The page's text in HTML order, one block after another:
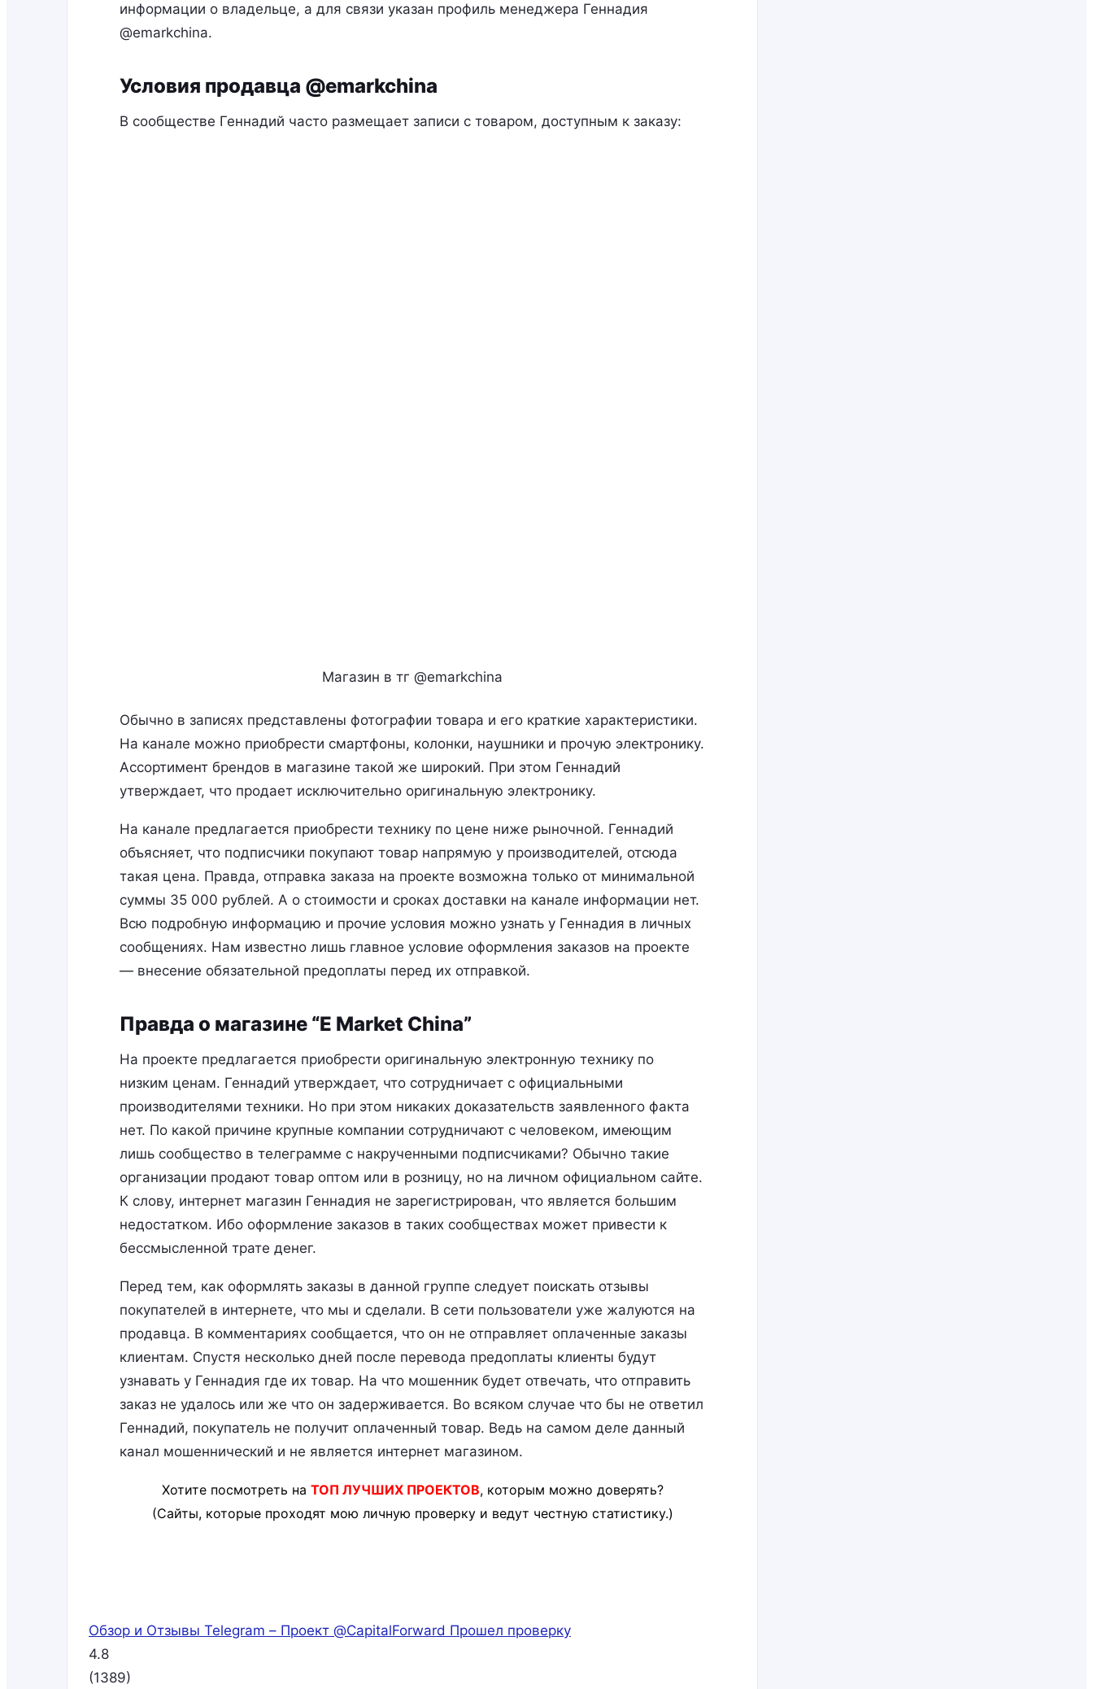
информации о владельце, а для связи указан профиль менеджера Геннадия
@emarkchina.
Условия продавца @emarkchina
В сообществе Геннадий часто размещает записи с товаром, доступным к заказу:
Магазин в тг @emarkchina
Обычно в записях представлены фотографии товара и его краткие характеристики.
На канале можно приобрести смартфоны, колонки, наушники и прочую электронику.
Ассортимент брендов в магазине такой же широкий. При этом Геннадий
утверждает, что продает исключительно оригинальную электронику.
На канале предлагается приобрести технику по цене ниже рыночной. Геннадий
объясняет, что подписчики покупают товар напрямую у производителей, отсюда
такая цена. Правда, отправка заказа на проекте возможна только от минимальной
суммы 35 000 рублей. А о стоимости и сроках доставки на канале информации нет.
Всю подробную информацию и прочие условия можно узнать у Геннадия в личных
сообщениях. Нам известно лишь главное условие оформления заказов на проекте
— внесение обязательной предоплаты перед их отправкой.
Правда о магазине “E Market China”
На проекте предлагается приобрести оригинальную электронную технику по
низким ценам. Геннадий утверждает, что сотрудничает с официальными
производителями техники. Но при этом никаких доказательств заявленного факта
нет. По какой причине крупные компании сотрудничают с человеком, имеющим
лишь сообщество в телеграмме с накрученными подписчиками? Обычно такие
организации продают товар оптом или в розницу, но на личном официальном сайте.
К слову, интернет магазин Геннадия не зарегистрирован, что является большим
недостатком. Ибо оформление заказов в таких сообществах может привести к
бессмысленной трате денег.
Перед тем, как оформлять заказы в данной группе следует поискать отзывы
покупателей в интернете, что мы и сделали. В сети пользователи уже жалуются на
продавца. В комментариях сообщается, что он не отправляет оплаченные заказы
клиентам. Спустя несколько дней после перевода предоплаты клиенты будут
узнавать у Геннадия где их товар. На что мошенник будет отвечать, что отправить
заказ не удалось или же что он задерживается. Во всяком случае что бы не ответил
Геннадий, покупатель не получит оплаченный товар. Ведь на самом деле данный
канал мошеннический и не является интернет магазином.
Хотите посмотреть на ТОП ЛУЧШИХ ПРОЕКТОВ, которым можно доверять?
(Сайты, которые проходят мою личную проверку и ведут честную статистику.)
Обзор и Отзывы Telegram – Проект @CapitalForward Прошел проверку
4.8
(1389)